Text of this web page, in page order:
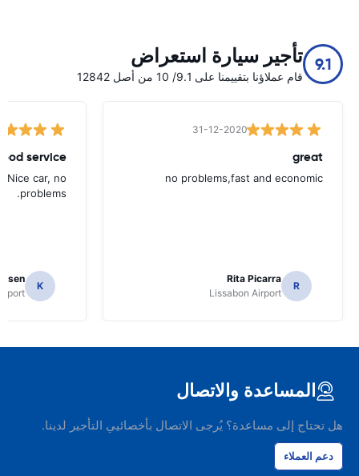
9.1 تأجير سيارة استعراض
قام عملاؤنا بتقييمنا على 9.1/ 10 من أصل 12842
31-12-2020
great
no problems,fast and economic
R
Rita Picarra
Lissabon Airport
service.
Nice car, no
problems.
K
المساعدة والاتصال
هل تحتاج إلى مساعدة؟ يُرجى الاتصال بأخصائيي التأجير لدينا.
دعم العملاء